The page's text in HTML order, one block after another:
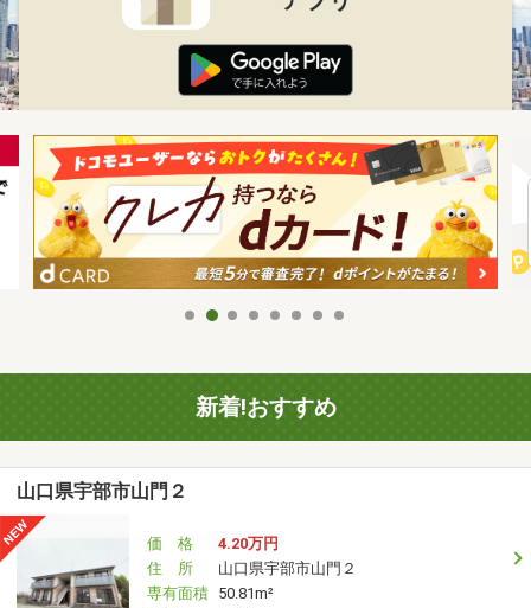
新着!おすすめ
山口県宇部市山門２
価 格
4.20万円
住 所
山口県宇部市山門２
専有面積 50.81m²